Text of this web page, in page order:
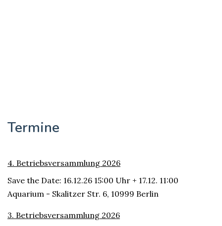
Termine
4. Betriebsversammlung 2026
Save the Date: 16.12.26 15:00 Uhr + 17.12. 11:00
Aquarium - Skalitzer Str. 6, 10999 Berlin
3. Betriebsversammlung 2026